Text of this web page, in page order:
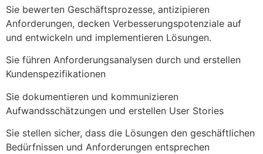
Sie bewerten Geschäftsprozesse, antizipieren
Anforderungen, decken Verbesserungspotenziale auf
und entwickeln und implementieren Lösungen.
Sie führen Anforderungsanalysen durch und erstellen
Kundenspezifikationen
Sie dokumentieren und kommunizieren
Aufwandsschätzungen und erstellen User Stories
Sie stellen sicher, dass die Lösungen den geschäftlichen
Bedürfnissen und Anforderungen entsprechen